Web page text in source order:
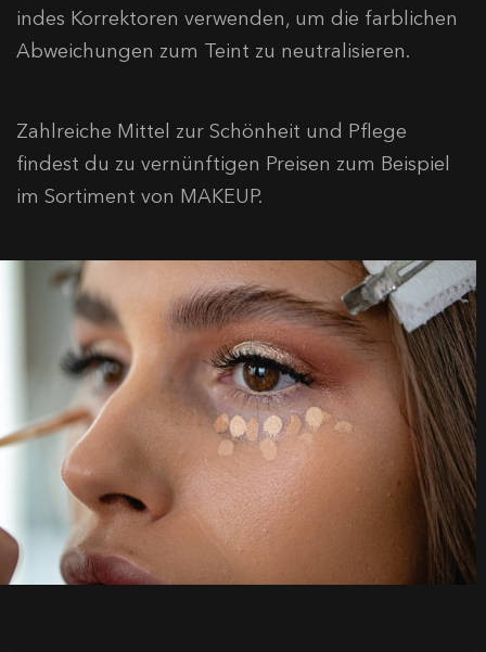
indes Korrektoren verwenden, um die farblichen
Abweichungen zum Teint zu neutralisieren.
Zahlreiche Mittel zur Schönheit und Pflege
findest du zu vernünftigen Preisen zum Beispiel
im Sortiment von MAKEUP.